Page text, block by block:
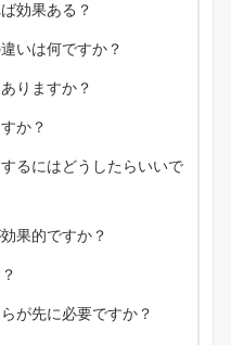
効果ある？
いは何ですか？
りますか？
か？
るにはどうしたらいいで
果的ですか？
が先に必要ですか？